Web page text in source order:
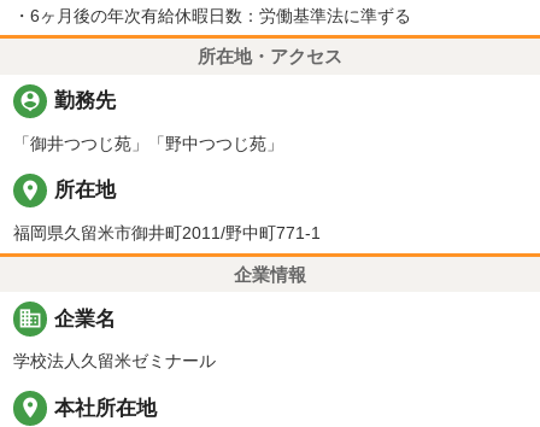
・6ヶ月後の年次有給休暇日数：労働基準法に準ずる
所在地・アクセス
person_pin 勤務先
「御井つつじ苑」「野中つつじ苑」
place 所在地
福岡県久留米市御井町2011/野中町771-1
企業情報
business 企業名
学校法人久留米ゼミナール
place 本社所在地